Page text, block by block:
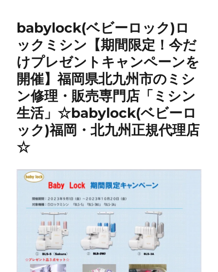
babylock(ベビーロック)ロ
ックミシン【期間限定！今だ
けプレゼントキャンペーンを
開催】福岡県北九州市のミシ
ン修理・販売専門店「ミシン
生活」☆babylock(ベビーロ
ック)福岡・北九州正規代理店
☆